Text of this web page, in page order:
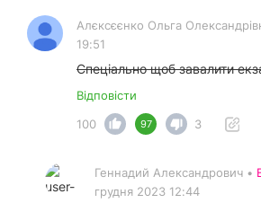
Алєксєєнко Ольга
19:51
Спеціально щоб завалити
Відповісти
100
97 3
Геннадий Александрович •
грудня 2023 12:44